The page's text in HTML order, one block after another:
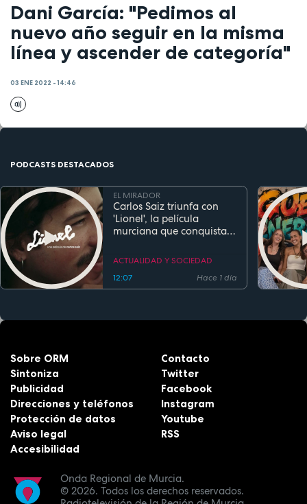
Dani García: "Pedimos al
nuevo año seguir en la misma
línea y ascender de categoría"
03 ENE 2022 - 14:46
PODCASTS DESTACADOS
EL MIRADOR
Carlos Saiz triunfa con
'Lionel', la película
murciana que conquista
estreno
ACTUALIDAD Y SOCIEDAD
12:07
Hace 1 día
Onda Regional de Murcia.
© 2026. Todos los derechos reservados.
Sobre ORM
Sintoniza
Publicidad
Direcciones y teléfonos
Protección de datos
Aviso legal
Accesibilidad
Contacto
Twitter
Facebook
Instagram
Youtube
RSS